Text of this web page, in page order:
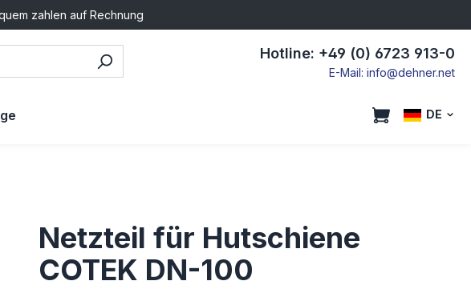
zahlen auf Rechnung
Hotline: +49 (0) 6723 913-0
E-Mail: info@dehner.net
DE
Netzteil für Hutschiene
COTEK DN-100